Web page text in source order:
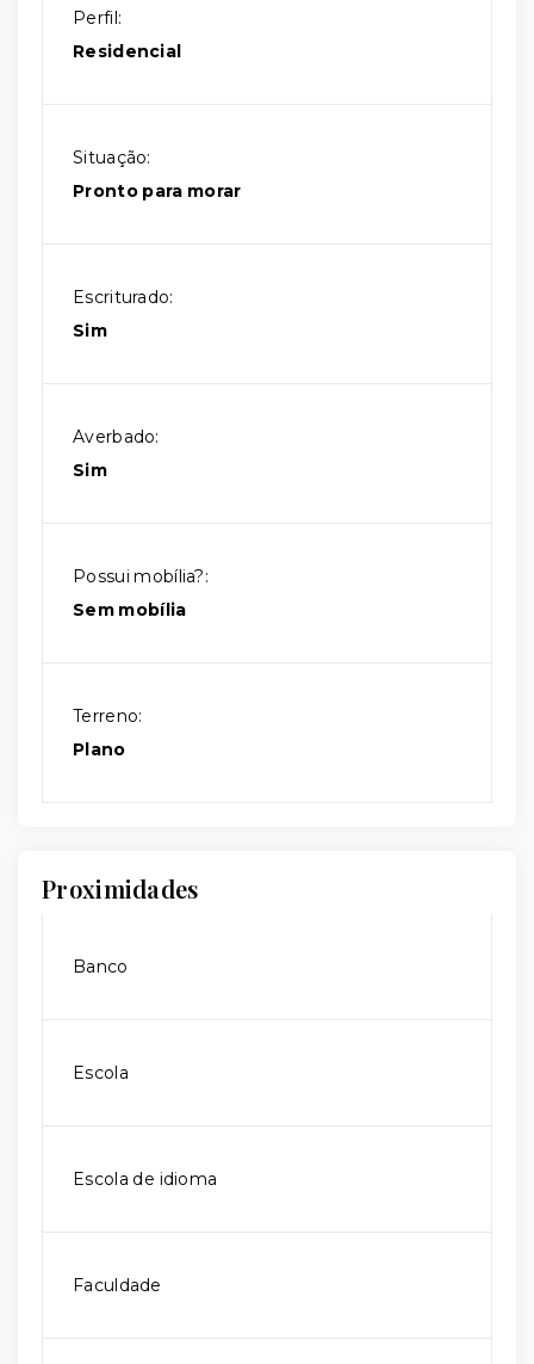
Perfil:
Residencial
Situação:
Pronto para morar
Escriturado:
Sim
Averbado:
Sim
Possui mobília?:
Sem mobília
Terreno:
Plano
Proximidades
Banco
Escola
Escola de idioma
Faculdade